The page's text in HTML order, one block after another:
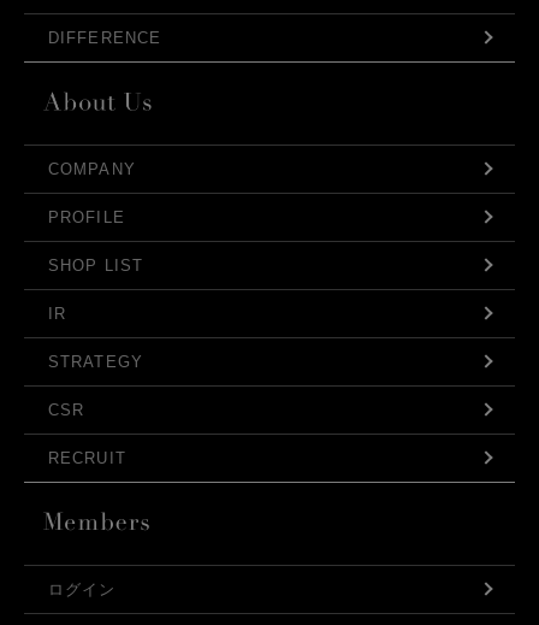
DIFFERENCE
COMPANY
PROFILE
SHOP LIST
IR
STRATEGY
CSR
RECRUIT
ログイン